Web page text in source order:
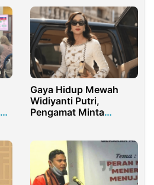
Gaya Hidup Mewah
Widiyanti Putri,
Pengamat Minta